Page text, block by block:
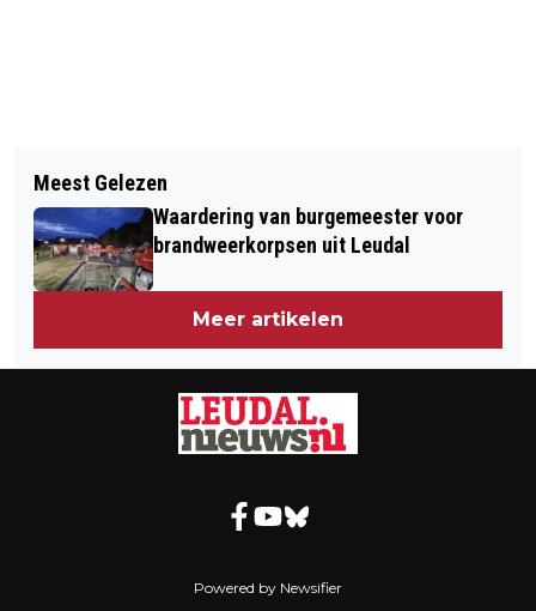
STAP BINNEN IN DE WERKELIJKHEID
VAN UITBUITING
MOGELIJKE OVERDRACHT VAN
WOONWAGENLOCATIES NAAR WONEN
LIMBURG EN WONEN ZUID
Meest Gelezen
Waardering van burgemeester voor
brandweerkorpsen uit Leudal
Meer artikelen
Powered by Newsifier